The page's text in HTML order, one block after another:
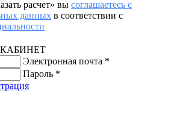
расчет» вы соглашаетесь с
данных в соответствии с
Электронная почта *
Пароль *